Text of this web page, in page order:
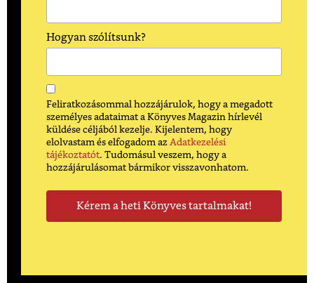
Hogyan szólítsunk?
Feliratkozásommal hozzájárulok, hogy a megadott
személyes adataimat a Könyves Magazin hírlevél
küldése céljából kezelje. Kijelentem, hogy
elolvastam és elfogadom az Adatkezelési
tájékoztatót. Tudomásul veszem, hogy a
hozzájárulásomat bármikor visszavonhatom.